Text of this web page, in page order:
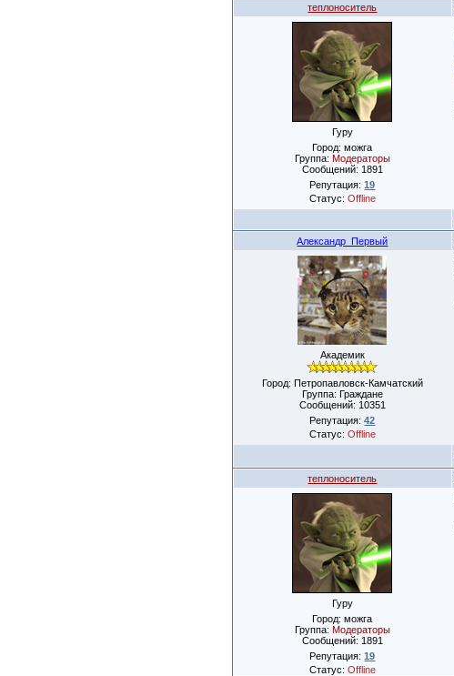
теплоноситель
Гуру
Город: можга
Группа: Модераторы
Сообщений: 1891
Репутация:19
Статус: Offline
Александр_Первый
Академик
Город: Петропавловск-Камчатский
Группа: Граждане
Сообщений: 10351
Репутация:42
Статус: Offline
теплоноситель
Гуру
Город: можга
Группа: Модераторы
Сообщений: 1891
Репутация:19
Статус: Offline